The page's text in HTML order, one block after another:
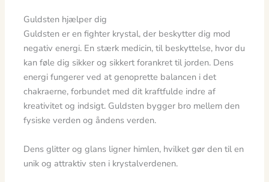
Guldsten hjælper dig
Guldsten er en fighter krystal, der beskytter dig mod
negativ energi. En stærk medicin, til beskyttelse, hvor du
kan føle dig sikker og sikkert forankret til jorden. Dens
energi fungerer ved at genoprette balancen i det
chakraerne, forbundet med dit kraftfulde indre af
kreativitet og indsigt. Guldsten bygger bro mellem den
fysiske verden og åndens verden.
Dens glitter og glans ligner himlen, hvilket gør den til en
unik og attraktiv sten i krystalverdenen.